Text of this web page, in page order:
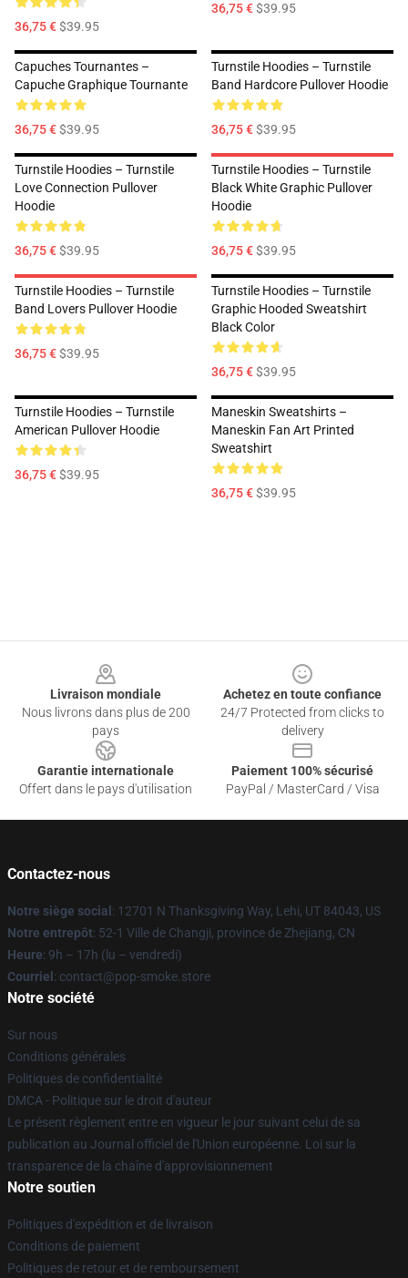
36,75 €$39.95
36,75 €$39.95
Capuches Tournantes –
Capuche Graphique Tournante
36,75 €$39.95
Turnstile Hoodies – Turnstile
Band Hardcore Pullover Hoodie
36,75 €$39.95
Turnstile Hoodies – Turnstile
Love Connection Pullover
Hoodie
36,75 €$39.95
Turnstile Hoodies – Turnstile
Black White Graphic Pullover
Hoodie
36,75 €$39.95
Turnstile Hoodies – Turnstile
Band Lovers Pullover Hoodie
36,75 €$39.95
Turnstile Hoodies – Turnstile
Graphic Hooded Sweatshirt
Black Color
36,75 €$39.95
Turnstile Hoodies – Turnstile
American Pullover Hoodie
36,75 €$39.95
Maneskin Sweatshirts –
Maneskin Fan Art Printed
Sweatshirt
36,75 €$39.95
Livraison mondiale
Nous livrons dans plus de 200
pays
Achetez en toute confiance
24/7 Protected from clicks to
delivery
Garantie internationale
Offert dans le pays d'utilisation
Paiement 100% sécurisé
PayPal / MasterCard / Visa
Contactez-nous
Notre siège social : 12701 N Thanksgiving Way, Lehi, UT 84043, US
Notre entrepôt: 52-1 Ville de Changji, province de Zhejiang, CN
Heure: 9h – 17h (lu – vendredi)
Courriel : contact@pop-smoke.store
Notre société
Sur nous
Conditions générales
Politiques de confidentialité
DMCA - Politique sur le droit d'auteur
Le présent règlement entre en vigueur le jour suivant celui de sa
publication au Journal officiel de l'Union européenne. Loi sur la
transparence de la chaîne d'approvisionnement
Notre soutien
Politiques d'expédition et de livraison
Conditions de paiement
Politiques de retour et de remboursement